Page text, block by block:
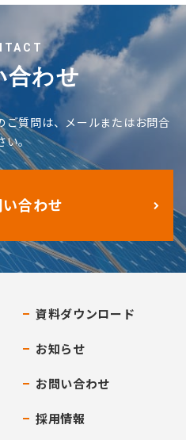
合わせ
ご質問は、メールまたはお問合
い。
合わせ
資料ダウンロード
お知らせ
お問い合わせ
採用情報